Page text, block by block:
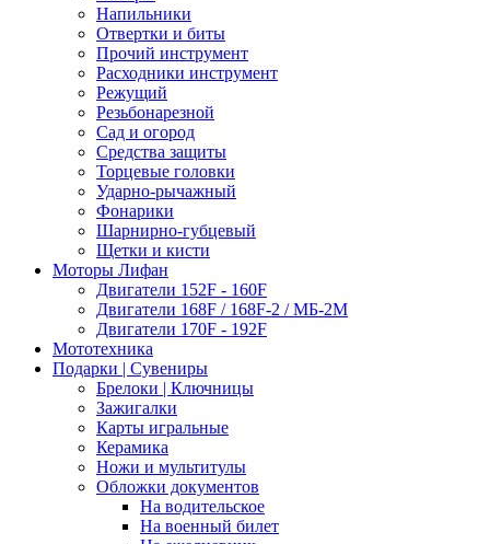
Напильники
Отвертки и биты
Прочий инструмент
Расходники инструмент
Режущий
Резьбонарезной
Сад и огород
Средства защиты
Торцевые головки
Ударно-рычажный
Фонарики
Шарнирно-губцевый
Щетки и кисти
Моторы Лифан
Двигатели 152F - 160F
Двигатели 168F / 168F-2 / МБ-2М
Двигатели 170F - 192F
Мототехника
Подарки | Сувениры
Брелоки | Ключницы
Зажигалки
Карты игральные
Керамика
Ножи и мультитулы
Обложки документов
На водительское
На военный билет